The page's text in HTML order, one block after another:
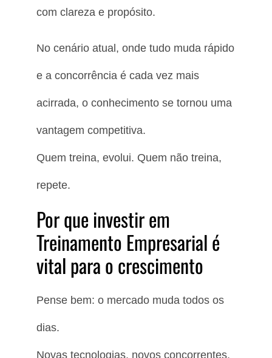
com clareza e propósito.
No cenário atual, onde tudo muda rápido
e a concorrência é cada vez mais
acirrada, o conhecimento se tornou uma
vantagem competitiva.
Quem treina, evolui. Quem não treina,
repete.
Por que investir em
Treinamento Empresarial é
vital para o crescimento
Pense bem: o mercado muda todos os
dias.
Novas tecnologias, novos concorrentes,